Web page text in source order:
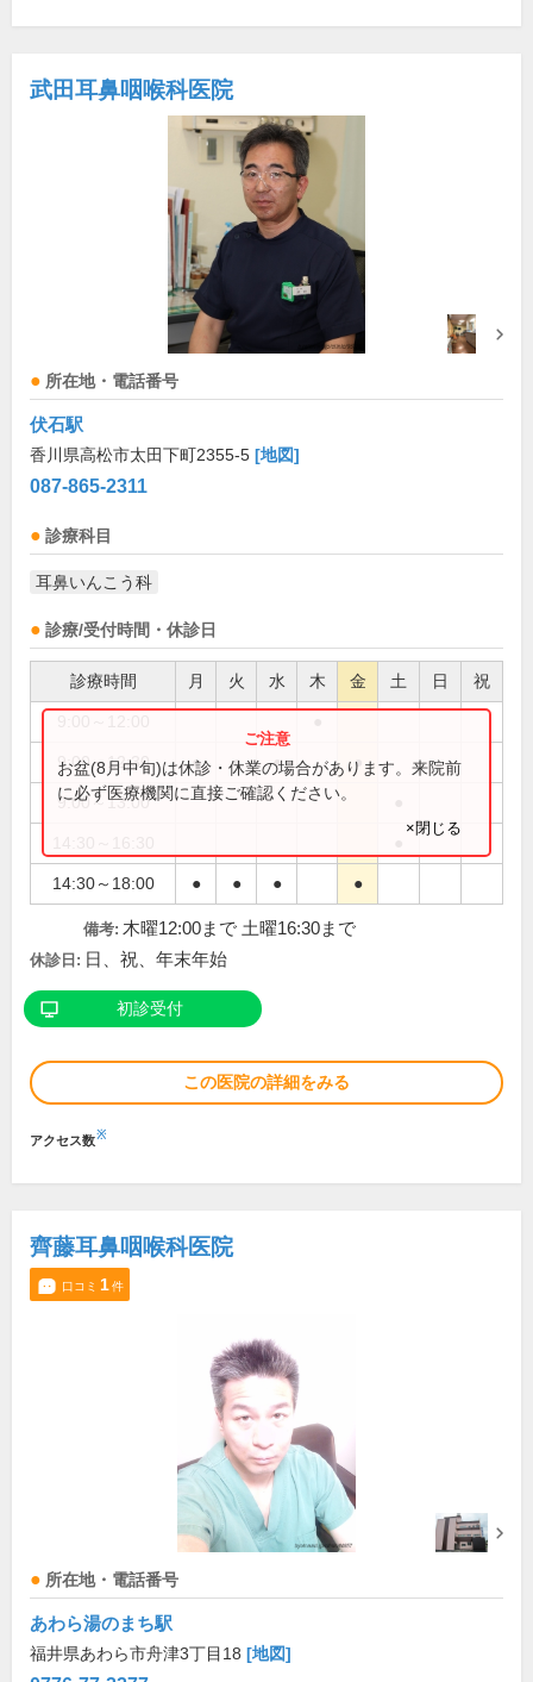
武田耳鼻咽喉科医院
所在地・電話番号
伏石駅
香川県高松市太田下町2355-5 [地図]
087-865-2311
診療科目
耳鼻いんこう科
診療/受付時間・休診日
診療時間 月 火 水 木 金 土 日 祝
9:00～12:30 ● ● ● ●
9:00～13:00
14:30～18:00 ● ● ● ●
お盆(8月中旬)は休診・休業の場合があります。来院前
に必ず医療機関に直接ご確認ください。
×閉じる
備考: 木曜12:00まで 土曜16:30まで
休診日: 日、祝、年末年始
初診受付
この医院の詳細をみる
アクセス数※
齊藤耳鼻咽喉科医院
口コミ 1件
所在地・電話番号
あわら湯のまち駅
福井県あわら市舟津3丁目18 [地図]